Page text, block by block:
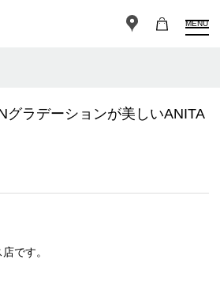
MENU
グラデーションが美しいANITA
です。